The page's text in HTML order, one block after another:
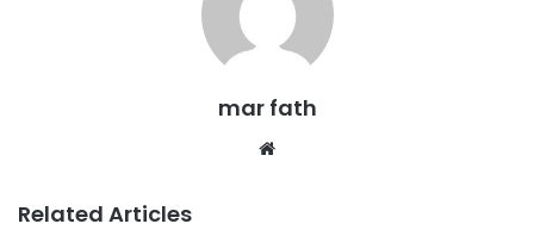
mar fath
Related Articles